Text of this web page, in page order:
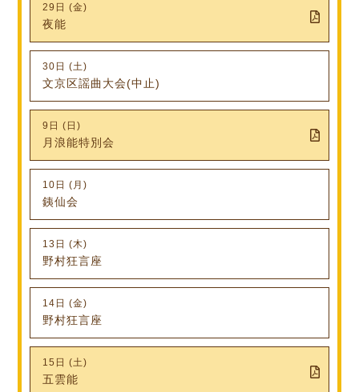
29日 (金)
夜能
30日 (土)
文京区謡曲大会(中止)
9日 (日)
月浪能特別会
10日 (月)
銕仙会
13日 (木)
野村狂言座
14日 (金)
野村狂言座
15日 (土)
五雲能